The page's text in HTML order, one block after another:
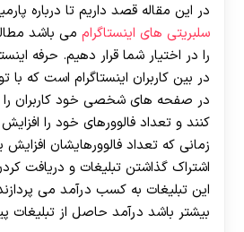
در این مقاله قصد داریم تا درباره
سلبریتی های اینستاگرام می باشد
را در اختیار شما قرار دهیم. حرفه
در بین کاربران اینستاگرام است که با
در صفحه های شخصی خود کاربران
کنند و تعداد فالوورهای خود را
زمانی که تعداد فالوورهایشان افزایش
اشتراک گذاشتن تبلیغات و دریافت
این تبلیغات به کسب درآمد می
بیشتر باشد درآمد حاصل از تبلیغات